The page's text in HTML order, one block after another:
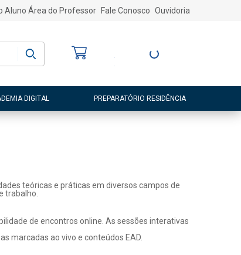
Aluno Área do Professor Fale Conosco Ouvidoria
Entre ou Cadastre-
DIGITAL PREPARATÓRIO RESIDÊNCIA
teóricas e práticas em diversos campos de
trabalho.
de encontros online. As sessões interativas
marcadas ao vivo e conteúdos EAD.